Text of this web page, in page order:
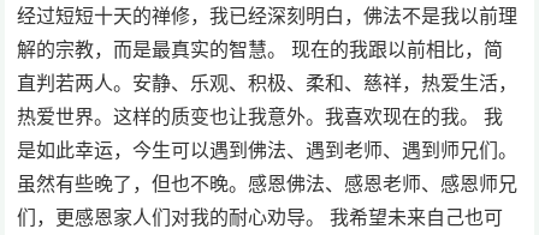
经过短短十天的禅修，我已经深刻明白，佛法不是我以前理
解的宗教，而是最真实的智慧。 现在的我跟以前相比，简
直判若两人。安静、乐观、积极、柔和、慈祥，热爱生活，
热爱世界。这样的质变也让我意外。我喜欢现在的我。 我
是如此幸运，今生可以遇到佛法、遇到老师、遇到师兄们。
虽然有些晚了，但也不晚。感恩佛法、感恩老师、感恩师兄
们，更感恩家人们对我的耐心劝导。 我希望未来自己也可